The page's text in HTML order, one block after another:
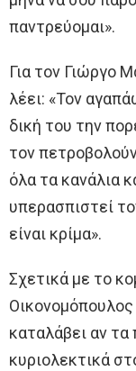
παντρεύομαι».
Για τον Γιώργο
λέει: «Τον
δική του την
τον
όλα τα κανάλια
υπερασπιστεί
είναι κρίμα».
Σχετικά με το
καταλάβει αν
κυριολεκτικά